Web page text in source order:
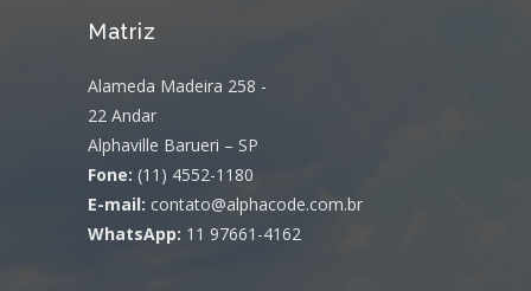
Matriz
Alameda Madeira 258 -
22 Andar
Alphaville Barueri – SP
Fone: (11) 4552-1180
E-mail: contato@alphacode.com.br
WhatsApp: 11 97661-4162